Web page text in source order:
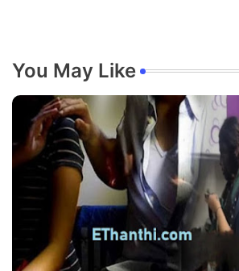
You May Like